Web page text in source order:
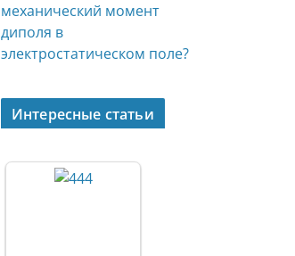
механический момент
диполя в
электростатическом поле?
Интересные статьи